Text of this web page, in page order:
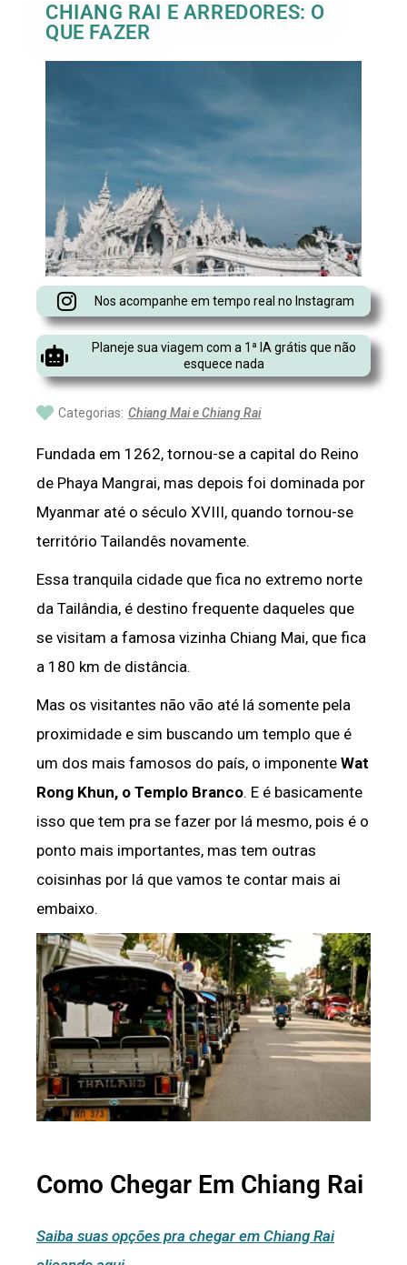
CHIANG RAI E ARREDORES: O
QUE FAZER
Nos acompanhe em tempo real no Instagram
Planeje sua viagem com a 1ª IA grátis que não
esquece nada
Categorias: Chiang Mai e Chiang Rai
Fundada em 1262, tornou-se a capital do Reino
de Phaya Mangrai, mas depois foi dominada por
Myanmar até o século XVIII, quando tornou-se
território Tailandês novamente.
Essa tranquila cidade que fica no extremo norte
da Tailândia, é destino frequente daqueles que
se visitam a famosa vizinha Chiang Mai, que fica
a 180 km de distância.
Mas os visitantes não vão até lá somente pela
proximidade e sim buscando um templo que é
um dos mais famosos do país, o imponente Wat
Rong Khun, o Templo Branco. E é basicamente
isso que tem pra se fazer por lá mesmo, pois é o
ponto mais importantes, mas tem outras
coisinhas por lá que vamos te contar mais ai
embaixo.
Como Chegar Em Chiang Rai
Saiba suas opções pra chegar em Chiang Rai